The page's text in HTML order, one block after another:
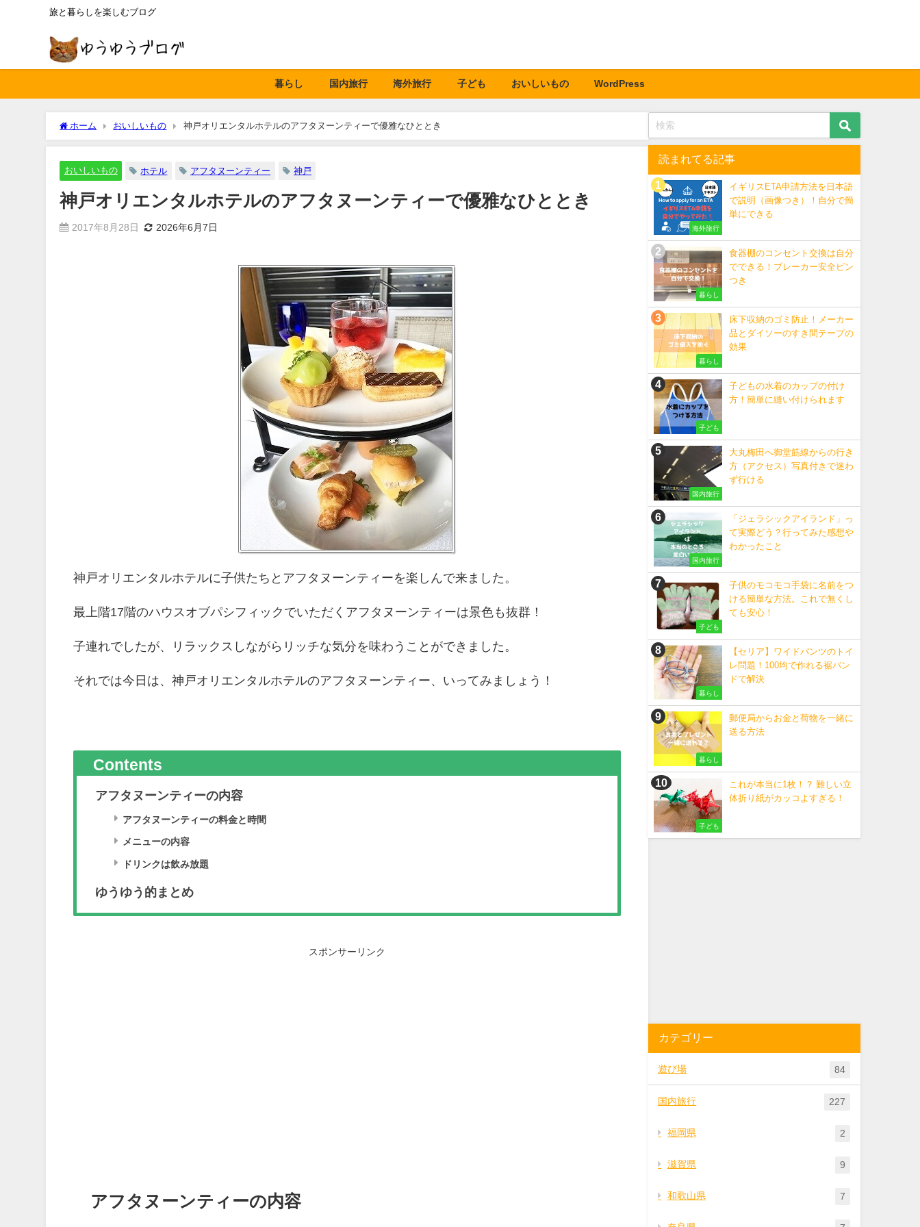
旅と暮らしを楽しむブログ
暮らし 国内旅行 海外旅行 子ども おいしいもの WordPress
ホーム おいしいもの 神戸オリエンタルホテルのアフタヌーンティーで優雅なひととき
おいしいもの ホテル アフタヌーンティー 神戸
神戸オリエンタルホテルのアフタヌーンティーで優雅なひととき
2017年8月28日 2026年6月7日
神戸オリエンタルホテルに子供たちとアフタヌーンティーを楽しんで来ました。
最上階17階のハウスオブパシフィックでいただくアフタヌーンティーは景色も抜群！
子連れでしたが、リラックスしながらリッチな気分を味わうことができました。
それでは今日は、神戸オリエンタルホテルのアフタヌーンティー、いってみましょう！
Contents
アフタヌーンティーの内容
アフタヌーンティーの料金と時間
メニューの内容
ドリンクは飲み放題
ゆうゆう的まとめ
スポンサーリンク
アフタヌーンティーの内容
読まれてる記事
海外旅行
イギリスETA申請方法を日本語
で説明（画像つき）！自分で簡
単にできる
暮らし
食器棚のコンセント交換は自分
でできる！ブレーカー安全ピン
つき
暮らし
床下収納のゴミ防止！メーカー
品とダイソーのすき間テープの
効果
子ども
子どもの水着のカップの付け
方！簡単に縫い付けられます
国内旅行
大丸梅田へ御堂筋線からの行き
方（アクセス）写真付きで迷わ
ず行ける
国内旅行
「ジェラシックアイランド」っ
て実際どう？行ってみた感想や
わかったこと
子ども
子供のモコモコ手袋に名前をつ
ける簡単な方法。これで無くし
ても安心！
暮らし
【セリア】ワイドパンツのトイ
レ問題！100均で作れる裾バン
ドで解決
暮らし
郵便局からお金と荷物を一緒に
送る方法
子ども
これが本当に1枚！？ 難しい立
体折り紙がカッコよすぎる！
カテゴリー
遊び場 84
国内旅行 227
福岡県 2
滋賀県 9
和歌山県 7